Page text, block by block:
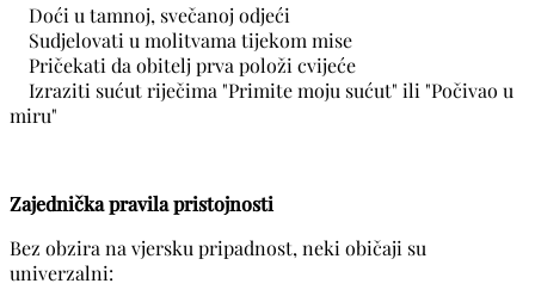
Doći u tamnoj, svečanoj odjeći
Sudjelovati u molitvama tijekom mise
Pričekati da obitelj prva položi cvijeće
Izraziti sućut riječima "Primite moju sućut" ili "Počivao u
miru"
Zajednička pravila pristojnosti
Bez obzira na vjersku pripadnost, neki običaji su
univerzalni: